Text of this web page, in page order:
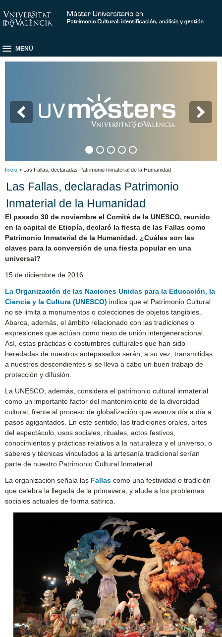
MENÚ
Inicio > Las Fallas, declaradas Patrimonio Inmaterial de la Humanidad
Las Fallas, declaradas Patrimonio
Inmaterial de la Humanidad
El pasado 30 de noviembre el Comité de la UNESCO, reunido
en la capital de Etiopía, declaró la fiesta de las Fallas como
Patrimonio Inmaterial de la Humanidad. ¿Cuáles son las
claves para la conversión de una fiesta popular en una
universal?
15 de diciembre de 2016
La Organización de las Naciones Unidas para la Educación, la
Ciencia y la Cultura (UNESCO) indica que el Patrimonio Cultural
no se limita a monumentos o colecciones de objetos tangibles.
Abarca, además, el ámbito relacionado con las tradiciones o
expresiones que actúan como nexo de unión intergeneracional.
Así, estas prácticas o costumbres culturales que han sido
heredadas de nuestros antepasados serán, a su vez, transmitidas
a nuestros descendientes si se lleva a cabo un buen trabajo de
protección y difusión.
La UNESCO, además, considera el patrimonio cultural inmaterial
como un importante factor del mantenimiento de la diversidad
cultural, frente al proceso de globalización que avanza día a día a
pasos agigantados. En este sentido, las tradiciones orales, artes
del espectáculo, usos sociales, rituales, actos festivos,
conocimientos y prácticas relativos a la naturaleza y el universo, o
saberes y técnicas vinculados a la artesanía tradicional serían
parte de nuestro Patrimonio Cultural Inmaterial.
La organización señala las Fallas como una festividad o tradición
que celebra la llegada de la primavera, y alude a los problemas
sociales actuales de forma satírica.